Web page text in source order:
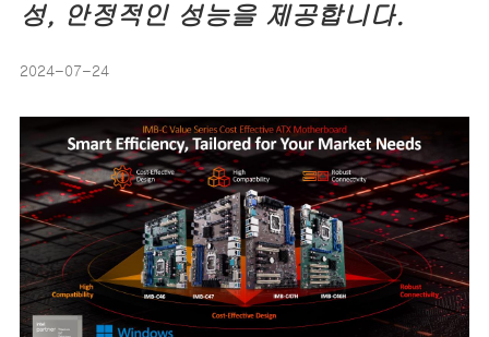
성, 안정적인 성능을 제공합니다.
2024-07-24